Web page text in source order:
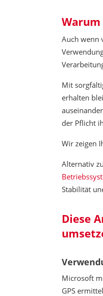
Auch wenn
Mit
erhalten
der Pflicht
Wir zeigen
Alternativ
Stabilität
Diese
Microsoft
GPS